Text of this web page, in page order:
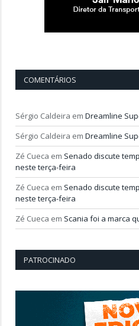
COMENTÁRIOS
Sérgio Caldeira em Dreamline
Sérgio Caldeira em Dreamline
Zé Cueca em Senado discute
neste terça-feira
Zé Cueca em Senado discute
neste terça-feira
Zé Cueca em Scania foi a marca
PATROCINADO